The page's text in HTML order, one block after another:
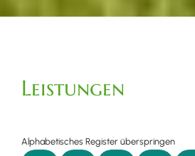
Leistungen
Alphabetisches Register überspringen